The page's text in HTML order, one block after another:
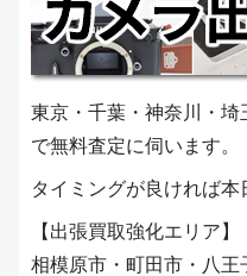
東京・千葉・神奈川・埼
で無料査定に伺います。
タイミングが良ければ本
【出張買取強化エリア】
相模原市・町田市・八